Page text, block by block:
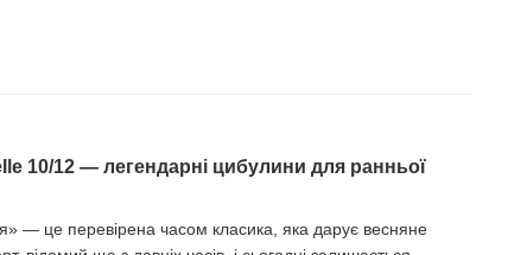
10/12 — легендарні цибулини для ранньої
— це перевірена часом класика, яка дарує весняне